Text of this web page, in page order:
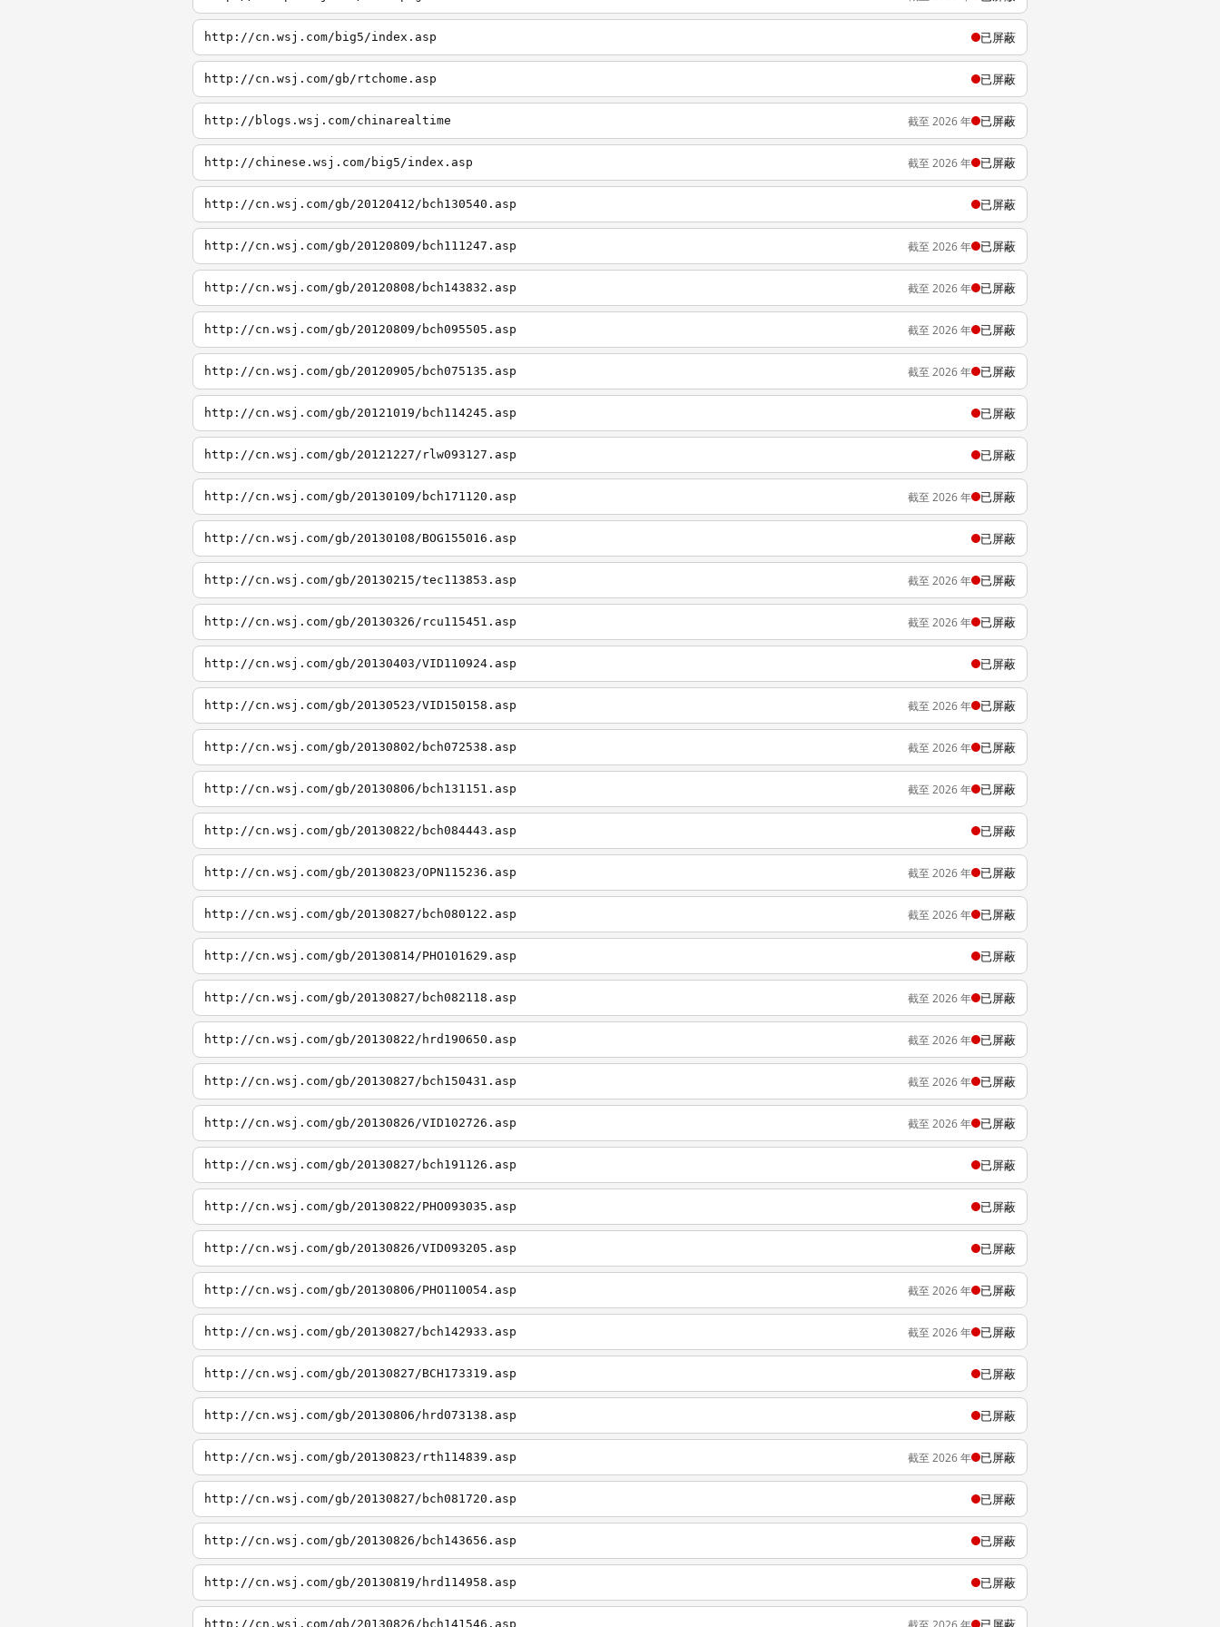
http://cn.wsj.com/big5/index.asp 已屏蔽
http://cn.wsj.com/gb/rtchome.asp 已屏蔽
http://blogs.wsj.com/chinarealtime 截至 2026 年 已屏蔽
http://chinese.wsj.com/big5/index.asp 截至 2026 年 已屏蔽
http://cn.wsj.com/gb/20120412/bch130540.asp 已屏蔽
http://cn.wsj.com/gb/20120809/bch111247.asp 截至 2026 年 已屏蔽
http://cn.wsj.com/gb/20120808/bch143832.asp 截至 2026 年 已屏蔽
http://cn.wsj.com/gb/20120809/bch095505.asp 截至 2026 年 已屏蔽
http://cn.wsj.com/gb/20120905/bch075135.asp 截至 2026 年 已屏蔽
http://cn.wsj.com/gb/20121019/bch114245.asp 已屏蔽
http://cn.wsj.com/gb/20121227/rlw093127.asp 已屏蔽
http://cn.wsj.com/gb/20130109/bch171120.asp 截至 2026 年 已屏蔽
http://cn.wsj.com/gb/20130108/BOG155016.asp 已屏蔽
http://cn.wsj.com/gb/20130215/tec113853.asp 截至 2026 年 已屏蔽
http://cn.wsj.com/gb/20130326/rcu115451.asp 截至 2026 年 已屏蔽
http://cn.wsj.com/gb/20130403/VID110924.asp 已屏蔽
http://cn.wsj.com/gb/20130523/VID150158.asp 截至 2026 年 已屏蔽
http://cn.wsj.com/gb/20130802/bch072538.asp 截至 2026 年 已屏蔽
http://cn.wsj.com/gb/20130806/bch131151.asp 截至 2026 年 已屏蔽
http://cn.wsj.com/gb/20130822/bch084443.asp 已屏蔽
http://cn.wsj.com/gb/20130823/OPN115236.asp 截至 2026 年 已屏蔽
http://cn.wsj.com/gb/20130827/bch080122.asp 截至 2026 年 已屏蔽
http://cn.wsj.com/gb/20130814/PHO101629.asp 已屏蔽
http://cn.wsj.com/gb/20130827/bch082118.asp 截至 2026 年 已屏蔽
http://cn.wsj.com/gb/20130822/hrd190650.asp 截至 2026 年 已屏蔽
http://cn.wsj.com/gb/20130827/bch150431.asp 截至 2026 年 已屏蔽
http://cn.wsj.com/gb/20130826/VID102726.asp 截至 2026 年 已屏蔽
http://cn.wsj.com/gb/20130827/bch191126.asp 已屏蔽
http://cn.wsj.com/gb/20130822/PHO093035.asp 已屏蔽
http://cn.wsj.com/gb/20130826/VID093205.asp 已屏蔽
http://cn.wsj.com/gb/20130806/PHO110054.asp 截至 2026 年 已屏蔽
http://cn.wsj.com/gb/20130827/bch142933.asp 截至 2026 年 已屏蔽
http://cn.wsj.com/gb/20130827/BCH173319.asp 已屏蔽
http://cn.wsj.com/gb/20130806/hrd073138.asp 已屏蔽
http://cn.wsj.com/gb/20130823/rth114839.asp 截至 2026 年 已屏蔽
http://cn.wsj.com/gb/20130827/bch081720.asp 已屏蔽
http://cn.wsj.com/gb/20130826/bch143656.asp 已屏蔽
http://cn.wsj.com/gb/20130819/hrd114958.asp 已屏蔽
http://cn.wsj.com/gb/20130826/bch141546.asp